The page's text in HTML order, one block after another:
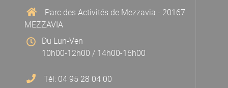
Parc des Activités de Mezzavia - 20167
MEZZAVIA
Du Lun-Ven
10h00-12h00 / 14h00-16h00
Tél: 04 95 28 04 00